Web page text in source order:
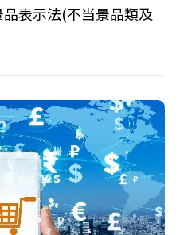
表示法(不当景品類及